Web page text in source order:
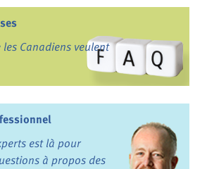
Canadiens veulent
est là pour
à propos des